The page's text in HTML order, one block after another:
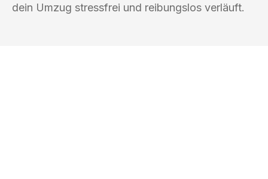
dein Umzug stressfrei und reibungslos verläuft.